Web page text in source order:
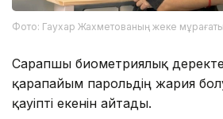
Фото: Гаухар Жахметованың жеке
Сарапшы биометриялық
қарапайым парольдің жария
қауіпті екенін айтады.